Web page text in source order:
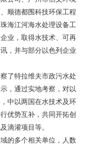
顺德都围科技环保工程
海江河海水处理设备工
业，取得水技术、可再
，并与部分以色列企业
了特拉维夫市政污水处
，通过实地考察，对以
中以两国在水技术及环
优势互补，共同开拓创
滴灌项目等。
的多个相关单位，人数